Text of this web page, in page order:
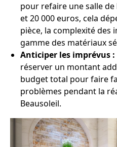
pour refaire une salle
et 20 000 euros, cela
pièce, la complexité des
gamme des matériaux
Anticiper les imprévus :
réserver un montant
budget total pour faire
problèmes pendant la
Beausoleil.